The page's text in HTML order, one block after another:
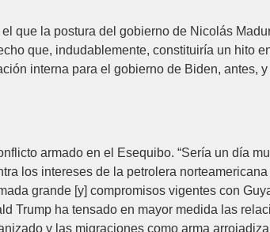
que la postura del gobierno de Nicolás
que, indudablemente, constituiría un hito
interna para el gobierno de Biden, antes, y
armado en el Esequibo. “Sería un día
los intereses de la petrolera
grande [y] compromisos vigentes con
Trump ha tensado en mayor medida las
y las migraciones como arma